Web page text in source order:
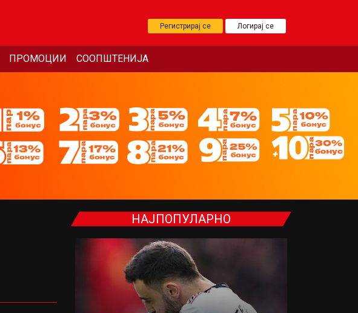
Регистрирај се Логирај се
ПРОМОЦИИ СООПШТЕНИЈА
НАЈПОПУЛАРНО